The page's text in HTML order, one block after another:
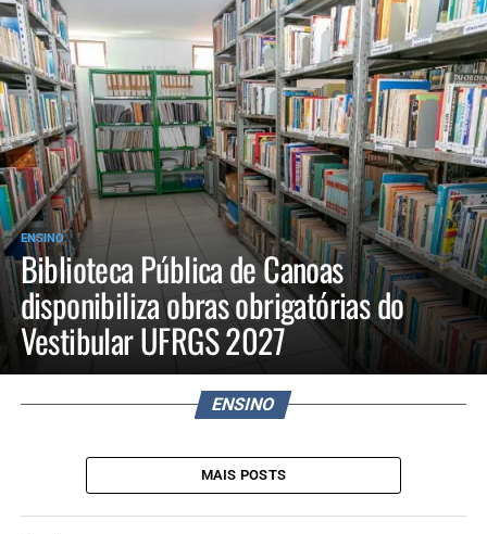
ENSINO
Biblioteca Pública de Canoas
disponibiliza obras obrigatórias do
Vestibular UFRGS 2027
ENSINO
MAIS POSTS